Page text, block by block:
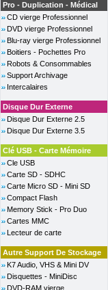
Pro - Duplication - Médical
CD vierge Professionnel
DVD vierge Professionnel
Blu-ray vierge Professionnel
Boitiers - Pochettes Pro
Robots & Consommables
Support Archivage
Intercalaires
Disque Dur Externe
Disque Dur Externe 2.5
Disque Dur Externe 3.5
Clé USB - Carte Mémoire
Cle USB
Carte SD - SDHC
Carte Micro SD - Mini SD
Compact Flash
Memory Stick - Pro Duo
Cartes MMC
Lecteur de carte
Autre Support De Stockage
K7 Audio, VHS & Mini DV
Disquettes - MiniDisc
DVD-RAM vierge